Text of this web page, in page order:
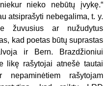
nieko nebūtų įvykę.“
atsiprašyti nebegalima, t. y.
žuvusius ar nužudytus
kad poetas būtų suprastas
ir Bern. Brazdžioniui
likę rašytojai atnešė tautai
rašytojam